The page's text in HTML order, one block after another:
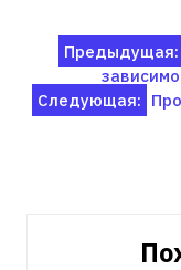
Навигация
по
записям
Предыдущая:
Следующая: